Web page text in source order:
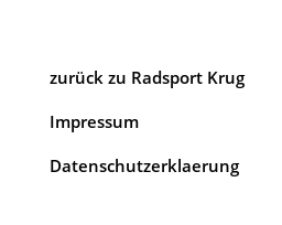
zurück zu Radsport Krug
Impressum
Datenschutzerklaerung